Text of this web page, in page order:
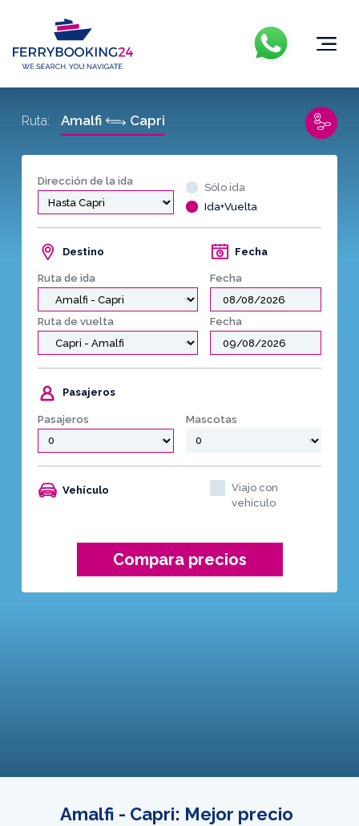
Dirección de la ida
Sólo ida
Ida+Vuelta
Destino
Ruta de ida
Fecha
Fecha
Ruta de vuelta Fecha
Pasajeros
Pasajeros Mascotas
Vehículo
Viajo con
vehículo
Compara precios
Ruta: Amalfi Capri
Amalfi - Capri: Mejor precio